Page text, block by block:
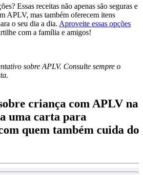
Essas receitas não apenas são seguras e
APLV, mas também oferecem itens
o seu dia a dia. Aproveite essas opções
com a família e amigos!
sobre APLV. Consulte sempre o
criança com APLV na
uma carta para
quem também cuida do